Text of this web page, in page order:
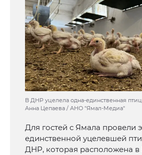
В ДНР уцелела одна-единственная
Анна Цепаева / АНО "Ямал-Медиа"
Для гостей с Ямала провели
единственной уцелевшей
ДНР, которая расположена в